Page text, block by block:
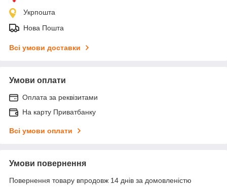
Укрпошта
Нова Пошта
Всі умови доставки
Умови оплати
Оплата за реквізитами
На карту Приватбанку
Всі умови оплати
Умови повернення
Повернення товару впродовж 14 днів за домовленістю